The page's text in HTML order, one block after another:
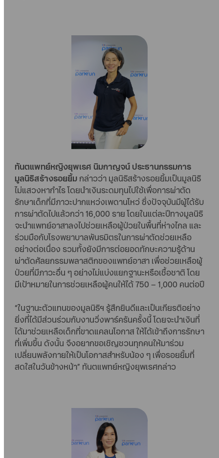
ทันตแพทย์หญิงยุพเรศ นิมกาญจน์ ประธานกรรมการ
มูลนิธิสร้างรอยยิ้มกล่าวว่า มูลนิธิสร้างรอยยิ้มเป็นมูลนิธิ
ไม่แสวงหากำไร โดยนำเงินระดมทุนไปใช้เพื่อการผ่าตัด
รักษาเด็กที่มีภาวะปากแหว่งเพดานโหว่ ซึ่งปัจจุบันมีผู้ได้รับ
การผ่าตัดไปแล้วกว่า 16,000 ราย โดยในแต่ละปีทางมูลนิธิ
จะนำแพทย์อาสาลงไปช่วยเหลือผู้ป่วยในพื้นที่ห่างไกล และ
ร่วมมือกับโรงพยาบาลพันธมิตรในการผ่าตัดช่วยเหลือ
อย่างต่อเนื่อง รวมทั้งยังมีการต่อยอดทักษะความรู้ด้าน
ผ่าตัดศัลยกรรมพลาสติกของแพทย์อาสา เพื่อช่วยเหลือผู้
ป่วยที่มีภาวะอื่น ๆ อย่างไม่แบ่งแยกฐานะหรือเชื้อชาติ โดย
มีเป้าหมายในการช่วยเหลือผู้คนให้ได้ 750 – 1,000 คนต่อปี
“ในฐานะตัวแทนของมูลนิธิฯ รู้สึกยินดีและเป็นเกียรติอย่าง
ยิ่งที่ได้มีส่วนร่วมกับงานวิ่งพาร์ครันครั้งนี้ โดยจะนำเงินที่
ได้มาช่วยเหลือเด็กที่ขาดแคลนโอกาส ให้ได้เข้าถึงการรักษา
ที่เพิ่มขึ้น ดังนั้น จึงอยากขอเชิญชวนทุกคนให้มาร่วม
เปลี่ยนพลังกายให้เป็นโอกาสสำหรับน้อง ๆ เพื่อรอยยิ้มที่
สดใสในวันข้างหน้า” ทันตแพทย์หญิงยุพเรศกล่าว